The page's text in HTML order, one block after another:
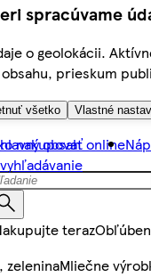
spracúvame
o geolokácii.
prieskum
všetko Vlastné
obsah
nakupovať online
teraz
zeleninaMliečne